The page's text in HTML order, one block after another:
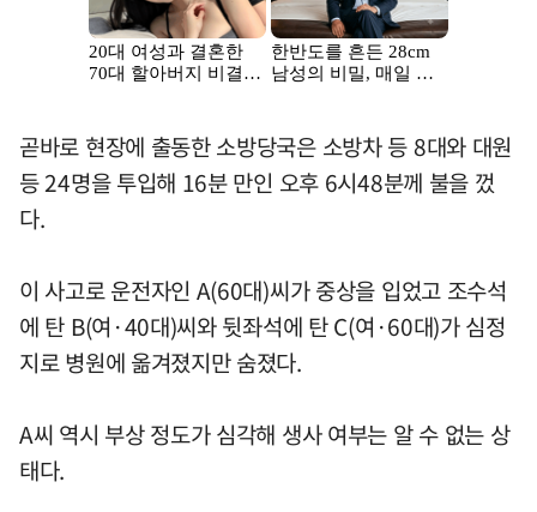
곧바로 현장에 출동한 소방당국은 소방차 등 8대와 대원
등 24명을 투입해 16분 만인 오후 6시48분께 불을 껐
다.
이 사고로 운전자인 A(60대)씨가 중상을 입었고 조수석
에 탄 B(여·40대)씨와 뒷좌석에 탄 C(여·60대)가 심정
지로 병원에 옮겨졌지만 숨졌다.
A씨 역시 부상 정도가 심각해 생사 여부는 알 수 없는 상
태다.